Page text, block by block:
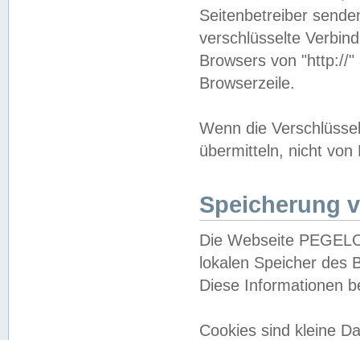
Seitenbetreiber
verschlüsselte
Browsers von "http://
Browserzeile.
Wenn die
übermitteln, nicht von
Speicherung
Die Webseite
lokalen Speicher des
Diese Informationen
Cookies sind kleine